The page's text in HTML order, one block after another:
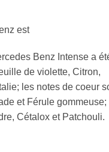
est
Benz Intense a
de violette, Citron,
les notes de coeur
et Férule gommeuse;
Cétalox et Patchouli.